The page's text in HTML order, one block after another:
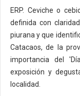
ERP. Ceviche o
definida con
piurana y que
Catacaos, de la
importancia del
exposición y
localidad.